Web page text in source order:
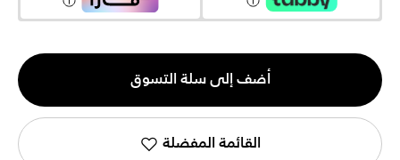
الكمية
1
أضف إلى سلة التسوق
القائمة المفضلة